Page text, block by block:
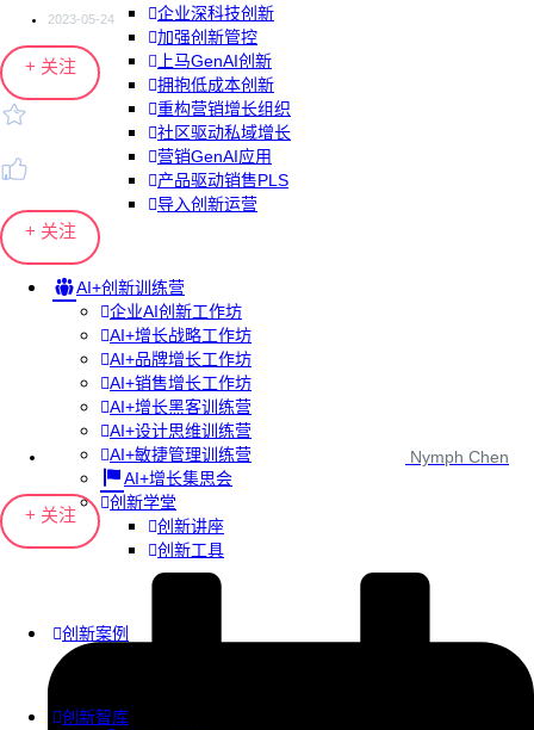
企业深科技创新
加强创新管控
上马GenAI创新
拥抱低成本创新
重构营销增长组织
社区驱动私域增长
营销GenAI应用
产品驱动销售PLS
导入创新运营
AI+创新训练营
企业AI创新工作坊
AI+增长战略工作坊
AI+品牌增长工作坊
AI+销售增长工作坊
AI+增长黑客训练营
AI+设计思维训练营
AI+敏捷管理训练营
AI+增长集思会
创新学堂
创新讲座
创新工具
创新案例
创新智库
2023-05-24
+ 关注
+ 关注
Nymph Chen
+ 关注